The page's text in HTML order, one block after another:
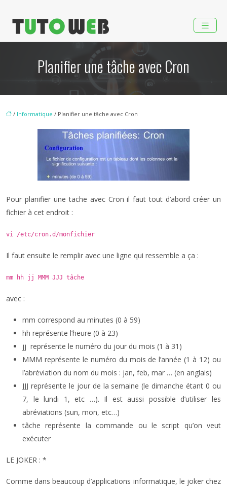
Planifier une tâche avec Cron
/ Informatique / Planifier une tâche avec Cron
Pour planifier une tache avec Cron il faut tout d’abord créer un
fichier à cet endroit :
vi /etc/cron.d/monfichier
Il faut ensuite le remplir avec une ligne qui ressemble a ça :
mm hh jj MMM JJJ tâche
avec :
mm correspond au minutes (0 à 59)
hh représente l’heure (0 à 23)
jj représente le numéro du jour du mois (1 à 31)
MMM représente le numéro du mois de l’année (1 à 12) ou
l’abréviation du nom du mois : jan, feb, mar … (en anglais)
JJJ représente le jour de la semaine (le dimanche étant 0 ou
7, le lundi 1, etc …). Il est aussi possible d’utiliser les
abréviations (sun, mon, etc…)
tâche représente la commande ou le script qu’on veut
exécuter
LE JOKER : *
Comme dans beaucoup d’applications informatique, le joker chez